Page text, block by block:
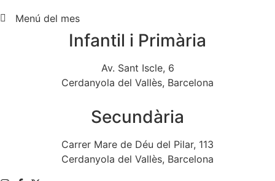
Menú del mes
Infantil i Primària
Av. Sant Iscle, 6
Cerdanyola del Vallès, Barcelona
Secundària
Carrer Mare de Déu del Pilar, 113
Cerdanyola del Vallès, Barcelona